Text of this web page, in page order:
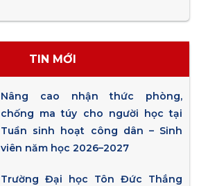
TIN MỚI
Nâng cao nhận thức phòng,
chống ma túy cho người học tại
Tuần sinh hoạt công dân – Sinh
viên năm học 2026–2027
Trường Đại học Tôn Đức Thắng